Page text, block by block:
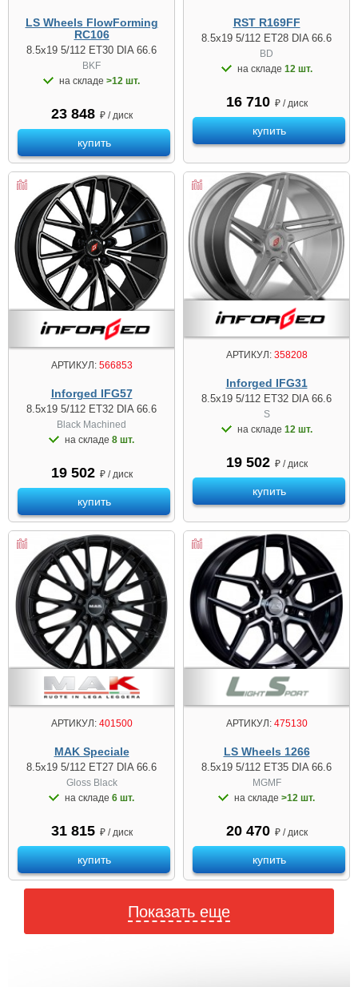
LS Wheels FlowForming
RC106
8.5x19 5/112 ET30 DIA 66.6
BKF
на складе >12 шт.
23 848 ₽ / диск
купить
RST R169FF
8.5x19 5/112 ET28 DIA 66.6
BD
на складе 12 шт.
16 710 ₽ / диск
купить
АРТИКУЛ:566853
Inforged IFG57
8.5x19 5/112 ET32 DIA 66.6
Black Machined
на складе 8 шт.
19 502 ₽ / диск
купить
АРТИКУЛ:358208
Inforged IFG31
8.5x19 5/112 ET32 DIA 66.6
S
на складе 12 шт.
19 502 ₽ / диск
купить
АРТИКУЛ:401500
MAK Speciale
8.5x19 5/112 ET27 DIA 66.6
Gloss Black
на складе 6 шт.
31 815 ₽ / диск
купить
АРТИКУЛ:475130
LS Wheels 1266
8.5x19 5/112 ET35 DIA 66.6
MGMF
на складе >12 шт.
20 470 ₽ / диск
купить
Показать еще